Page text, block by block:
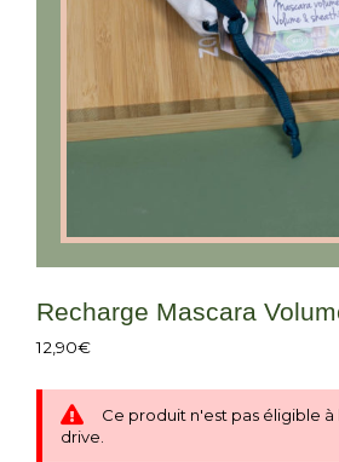
Recharge Mascara
12,90€
Ce produit n'est pas éligible
drive.